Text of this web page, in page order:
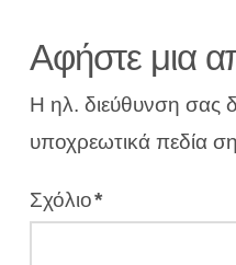
Αφήστε μια
Η ηλ. διεύθυνση σας
υποχρεωτικά πεδία
Σχόλιο*